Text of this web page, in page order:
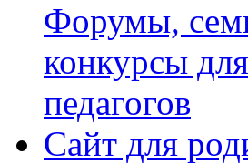
Форумы,
конкурсы для
педагогов
Сайт для